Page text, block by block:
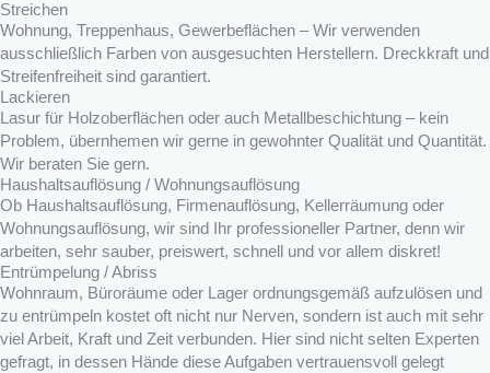
Streichen
Wohnung, Treppenhaus, Gewerbeflächen – Wir verwenden
ausschließlich Farben von ausgesuchten Herstellern. Dreckkraft und
Streifenfreiheit sind garantiert.
Lackieren
Lasur für Holzoberflächen oder auch Metallbeschichtung – kein
Problem, übernhemen wir gerne in gewohnter Qualität und Quantität.
Wir beraten Sie gern.
Haushaltsauflösung / Wohnungsauflösung
Ob Haushaltsauflösung, Firmenauflösung, Kellerräumung oder
Wohnungsauflösung, wir sind Ihr professioneller Partner, denn wir
arbeiten, sehr sauber, preiswert, schnell und vor allem diskret!
Entrümpelung / Abriss
Wohnraum, Büroräume oder Lager ordnungsgemäß aufzulösen und
zu entrümpeln kostet oft nicht nur Nerven, sondern ist auch mit sehr
viel Arbeit, Kraft und Zeit verbunden. Hier sind nicht selten Experten
gefragt, in dessen Hände diese Aufgaben vertrauensvoll gelegt